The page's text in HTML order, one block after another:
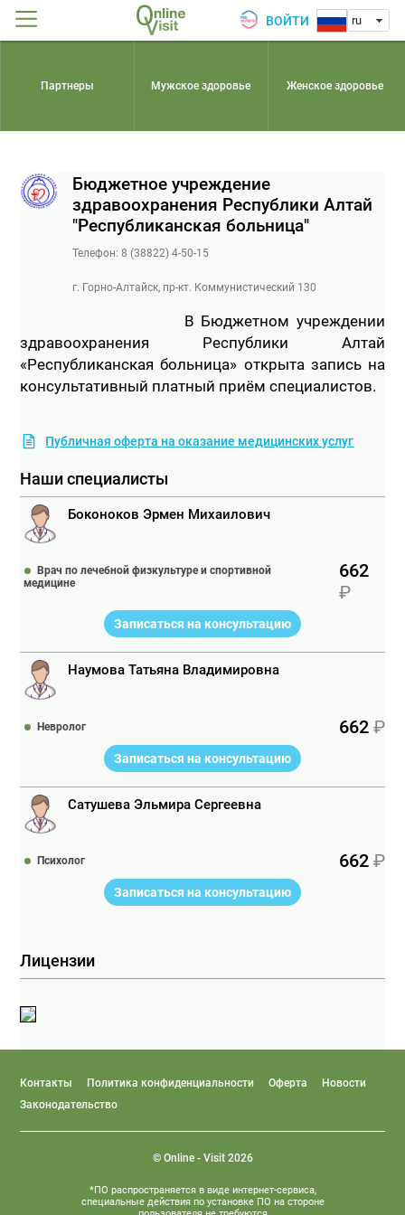
ВОЙТИ ru
Партнеры Мужское здоровье Женское здоровье
Бюджетное учреждение
здравоохранения Республики Алтай
"Республиканская больница"
Телефон: 8 (38822) 4-50-15
г. Горно-Алтайск, пр-кт. Коммунистический 130
здравоохранения Республики Алтай
«Республиканская больница» открыта запись на
консультативный платный приём специалистов.
Публичная оферта на оказание медицинских услуг
Наши специалисты
Боконоков Эрмен Михаилович
Врач по лечебной физкультуре и спортивной
медицине
662
Записаться на консультацию
Наумова Татьяна Владимировна
Невролог 662
Записаться на консультацию
Сатушева Эльмира Сергеевна
Психолог 662
Записаться на консультацию
Лицензии
Контакты Политика конфиденциальности Оферта
Новости
Законодательство
© Online - Visit 2026
*ПО распространяется в виде интернет-сервиса,
специальные действия по установке ПО на стороне